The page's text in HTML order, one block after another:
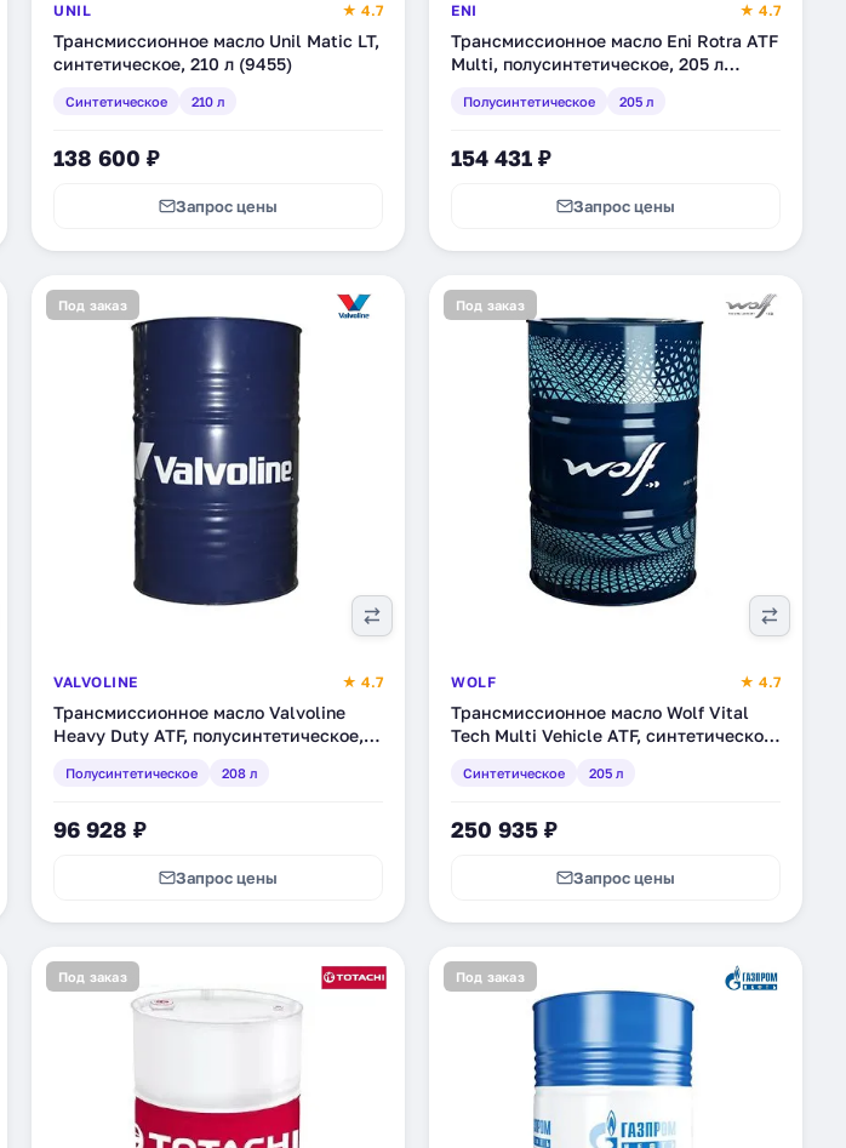
UNIL ★ 4.7
Трансмиссионное масло Unil Matic LT,
синтетическое, 210 л (9455)
Синтетическое 210 л
138 600 ₽
Запрос цены
ENI ★ 4.7
Трансмиссионное масло Eni Rotra ATF
Multi, полусинтетическое, 205 л
Полусинтетическое 205 л
154 431 ₽
Запрос цены
Под заказ
VALVOLINE ★ 4.7
Трансмиссионное масло Valvoline
Heavy Duty ATF, полусинтетическое,
Полусинтетическое 208 л
96 928 ₽
Запрос цены
Под заказ
WOLF ★ 4.7
Трансмиссионное масло Wolf Vital
Tech Multi Vehicle ATF, синтетическое,
Синтетическое 205 л
250 935 ₽
Запрос цены
Под заказ Под заказ